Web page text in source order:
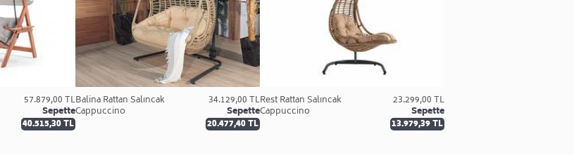
57.879,00 TL
Sepette
40.515,30 TL
Balina Rattan Salıncak
Cappuccino
34.129,00 TL
Sepette
20.477,40 TL
Rest Rattan Salıncak
Cappuccino
23.299,00 TL
Sepette
13.979,39 TL